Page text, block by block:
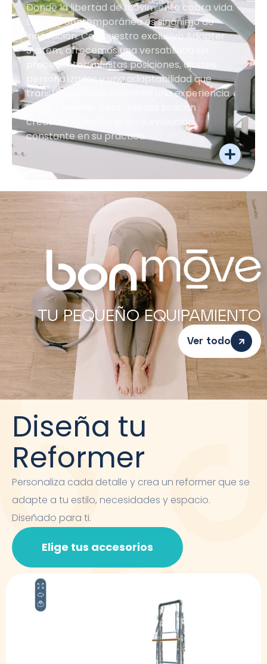
Donde la libertad de movimiento cobra vida.
La línea contemporánea es sinónimo de
innovación. Con nuestro exclusivo Adapter
System, ofrecemos una versatilidad sin
precedentes: infinitas posiciones, ajustes
personalizados y una adaptabilidad que
transforma cada sesión en una experiencia
única. Pensada para quienes buscan
creatividad, exploración y evolución
constante en su práctica.
TU PEQUEÑO EQUIPAMIENTO
Ver todo
Diseña tu
Reformer
Personaliza cada detalle y crea un reformer que se
adapte a tu estilo, necesidades y espacio.
Diseñado para ti.
Elige tus accesorios